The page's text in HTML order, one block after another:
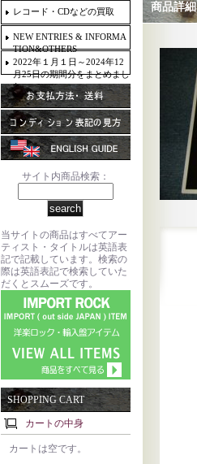
レコード・CDなどの買取
NEW ENTRIES & INFORMA
TION&OTHERS
2022年１月１日～2024年12
月25日の期間分をまとめまし
た。
サイト内商品検索：
当サイトの商品はすべてアー
ティスト・タイトルは英語表
記で記載しています。検索の
際は英語表記で検索していた
だくとスムーズです。
SHOPPING CART
カートの中身
カートは空です。
商品詳細